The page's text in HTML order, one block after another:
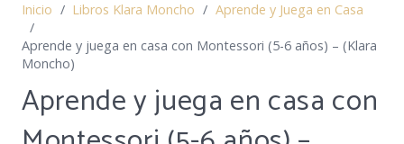
Inicio / Libros Klara Moncho / Aprende y Juega en Casa
/
Aprende y juega en casa con Montessori (5-6 años) – (Klara
Moncho)
Aprende y juega en casa con